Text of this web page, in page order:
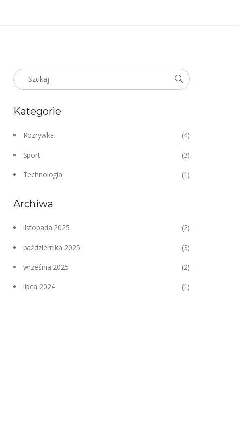
Kategorie
Rozrywka (4)
Sport (3)
Technologia (1)
Archiwa
listopada 2025 (2)
października 2025 (3)
września 2025 (2)
lipca 2024 (1)